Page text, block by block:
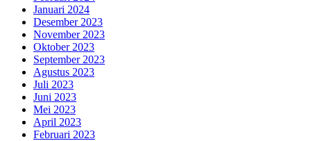
Januari 2024
Desember 2023
November 2023
Oktober 2023
September 2023
Agustus 2023
Juli 2023
Juni 2023
Mei 2023
April 2023
Februari 2023